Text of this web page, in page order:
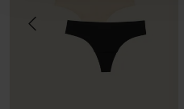
Storlek